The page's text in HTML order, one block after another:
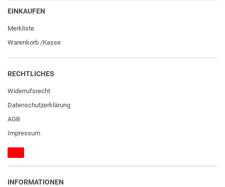
EINKAUFEN
Merkliste
Warenkorb /Kasse
RECHTLICHES
Widerrufs­recht
Daten­schutz­erklärung
AGB
Impressum
INFORMATIONEN